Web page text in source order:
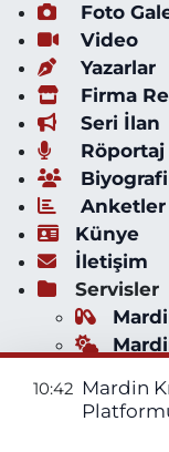
Foto
Video
Yazarlar
Firma
Seri İlan
Röportaj
Biyografi
Anketler
Künye
İletişim
Servisler
10:42 Mardin